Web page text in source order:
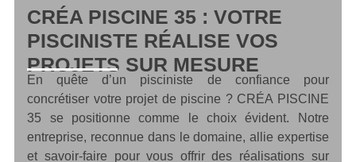
CRÉA PISCINE 35 : VOTRE
PISCINISTE RÉALISE VOS
PROJETS SUR MESURE
En quête d’un pisciniste de confiance pour
concrétiser votre projet de piscine ? CRÉA PISCINE
35 se positionne comme le choix évident. Notre
entreprise, reconnue dans le domaine, allie expertise
et savoir-faire pour vous offrir des réalisations sur